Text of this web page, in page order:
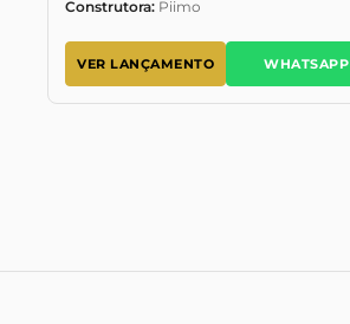
Construtora: Piimo
VER LANÇAMENTO WHATSAPP